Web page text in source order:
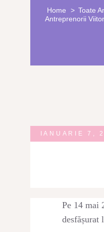
Home Toate
Antreprenorii
BUCHETE
SĂRBĂTORI
ARTICOLE
IANUARIE 7,
Pe 14 mai